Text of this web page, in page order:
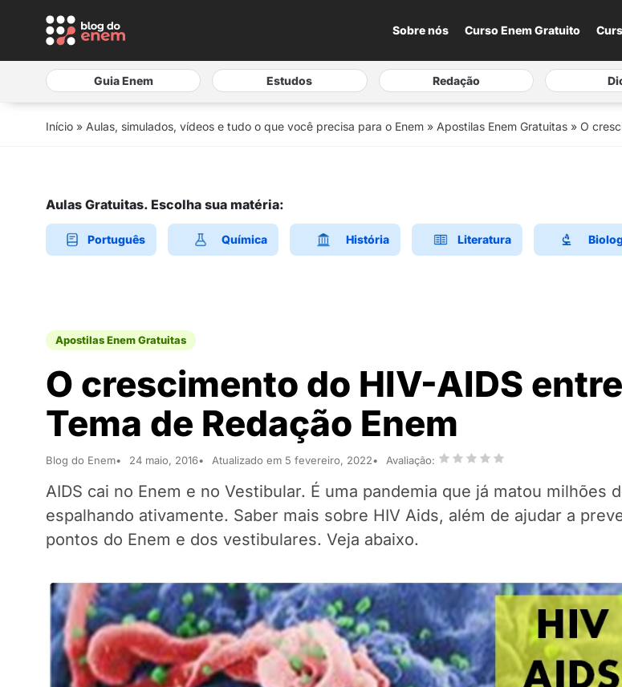
Sobre nós Curso Enem Gratuito
Guia Enem Estudos Redação
Início » Aulas, simulados, vídeos e tudo o que você precisa para o Enem » Apostilas Enem Gratuitas » O
Aulas Gratuitas. Escolha sua matéria:
Português Química História Literatura
Apostilas Enem Gratuitas
O crescimento do HIV-AIDS
Tema de Redação Enem
Blog do Enem 24 maio, 2016 Atualizado em 5 fevereiro, 2022 Avaliação:
AIDS cai no Enem e no Vestibular. É uma pandemia que já matou milhões
espalhando ativamente. Saber mais sobre HIV Aids, além de ajudar a
pontos do Enem e dos vestibulares. Veja abaixo.